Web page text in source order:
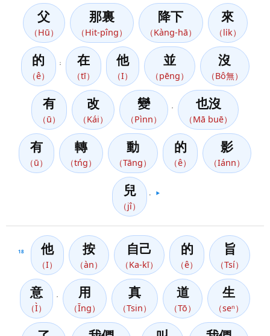
父
（Hū）
那裏
（Hit-pîng）
降下
（Kàng-hā）
來
（li̍k）
的
（ê）
； 在
（tī）
他
（I）
並
（pēng）
沒
（Bô無）
有
（ū）
改
（Kái）
變
（Pìnn）
也沒
（Mā buē）
有
（ū）
轉
（tńg）
動
（Tāng）
的
（ê）
影
（Iánn）
兒
（jî）
▶️
18 他
（I）
按
（àn）
自己
（Ka-kī）
的
（ê）
旨
（Tsí）
意
（Ì）
用
（Īng）
真
（Tsin）
道
（Tō）
生
（seⁿ）